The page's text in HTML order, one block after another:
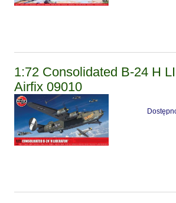
1:72 Consolidated B-24 H
Airfix 09010